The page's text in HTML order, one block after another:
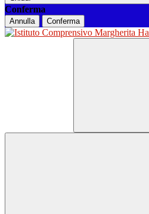
Conferma
Annulla Conferma